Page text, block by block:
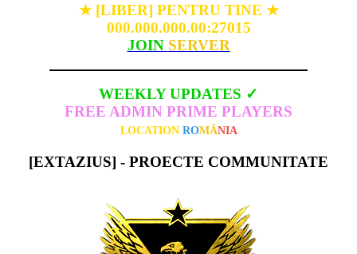
★[LIBER] PENTRU TINE ★
000.000.000.00:27015
JOIN SERVER
WEEKLY UPDATES ✓
FREE ADMIN PRIME PLAYERS
LOCATION ROMÂNIA
[EXTAZIUS] - PROECTE COMMUNITATE